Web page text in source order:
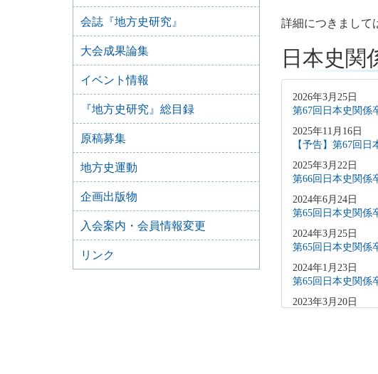
詳細につきまして
日本史関
2026年3月25日
第67回日本史関係
2025年11月16日
【予告】第67回
2025年3月22日
第66回日本史関係
2024年6月24日
第65回日本史関係
2024年3月25日
第65回日本史関係
2024年1月23日
第65回日本史関係
2023年3月20日
会誌『地方史研究』
大会成果論集
イベント情報
『地方史研究』総目録
原稿募集
地方史運動
企画出版物
入会案内・会員情報変更
リンク